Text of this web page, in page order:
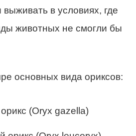
в условиях, где
животных не смогли бы
основных вида ориксов:
(Oryx gazella)